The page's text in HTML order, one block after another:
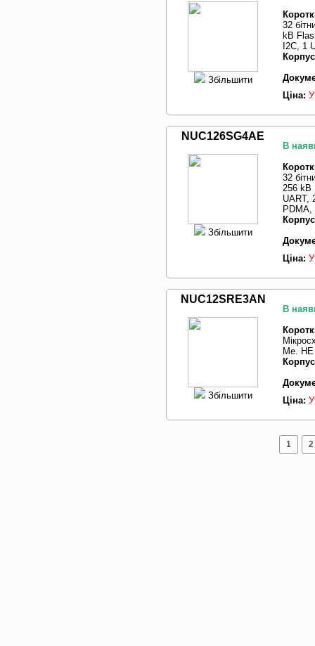
Збільшити
32
kB
I2C, 1
Ціна:
NUC126SG4AE
Збільшити
В
32
256 kB
UART,
Ціна:
NUC12SRE3AN
Збільшити
В
Me.
Ціна:
1 2